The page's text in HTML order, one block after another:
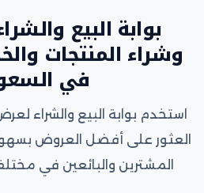
بوابة البيع
وشراء المنتجات
في
استخدم بوابة البيع والشراء
العثور على أفضل العروض
المشترين والبائعين في